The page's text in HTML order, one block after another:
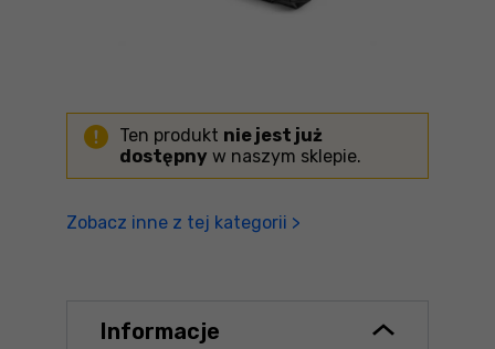
Ten produkt nie jest już
dostępny w naszym sklepie.
Zobacz inne z tej kategorii >
Informacje